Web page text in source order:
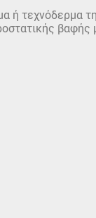
τεχνόδερμα
βαφής